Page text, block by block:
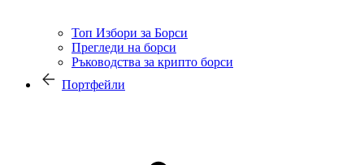
Топ Избори за Борси
Прегледи на борси
Ръководства за крипто борси
Портфейли